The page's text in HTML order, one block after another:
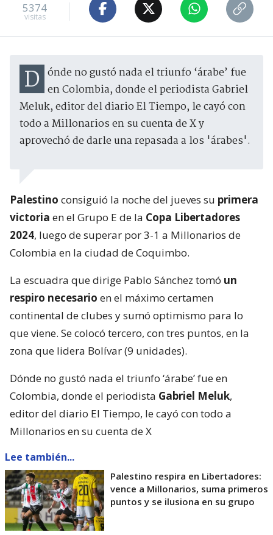
5374
visitas
Dónde no gustó nada el triunfo ‘árabe’ fue en Colombia, donde el periodista Gabriel
Meluk, editor del diario El Tiempo, le cayó con
todo a Millonarios en su cuenta de X y
aprovechó de darle una repasada a los 'árabes'.
Palestino consiguió la noche del jueves su primera
victoria en el Grupo E de la Copa Libertadores
2024, luego de superar por 3-1 a Millonarios de
Colombia en la ciudad de Coquimbo.
La escuadra que dirige Pablo Sánchez tomó un
respiro necesario en el máximo certamen
continental de clubes y sumó optimismo para lo
que viene. Se colocó tercero, con tres puntos, en la
zona que lidera Bolívar (9 unidades).
Dónde no gustó nada el triunfo ‘árabe’ fue en
Colombia, donde el periodista Gabriel Meluk,
editor del diario El Tiempo, le cayó con todo a
Millonarios en su cuenta de X
Lee también...
Palestino respira en Libertadores:
vence a Millonarios, suma primeros
puntos y se ilusiona en su grupo